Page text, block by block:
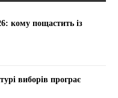
кому пощастить із
виборів програє